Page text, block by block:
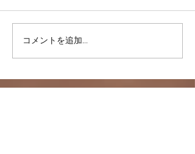
ヒラソル銀座からのお知
らせ/3/13以降の件
コメントを追加…